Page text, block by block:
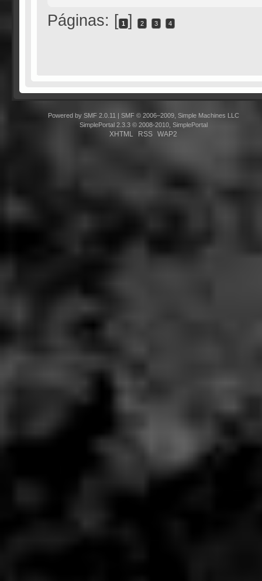
Páginas: [ 1 ] 2 3 4
Powered by SMF 2.0.11
SMF © 2006–2009, Simple Machines LLC
SimplePortal 2.3.3 © 2008-2010, SimplePortal
XHTML RSS WAP2